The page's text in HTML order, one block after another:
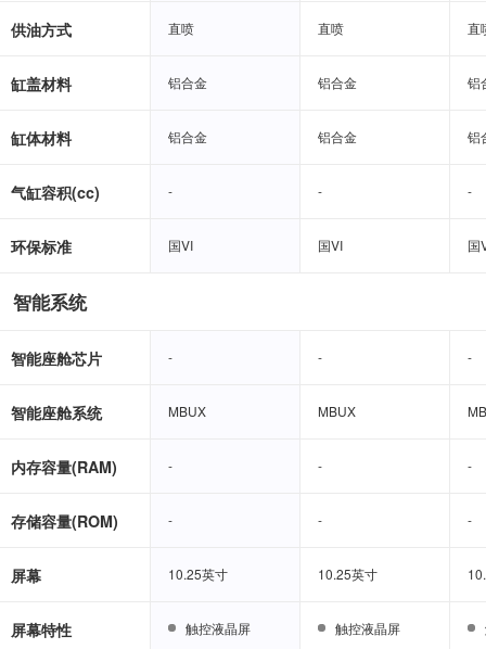
供油方式 直喷 直喷 直
缸盖材料 铝合金 铝合金 铝
缸体材料 铝合金 铝合金 铝
气缸容积(cc) - - -
环保标准 国VI 国VI 国
智能系统
智能座舱芯片 - - -
智能座舱系统 MBUX MBUX
内存容量(RAM) - - -
存储容量(ROM) - - -
屏幕 10.25英寸 10.25英寸
屏幕特性 触控液晶屏 触控液晶屏
直喷 直喷 直
铝合金 铝合金 铝
铝合金 铝合金 铝
- - -
国VI 国VI 国
- - -
MBUX MBUX
- - -
- - -
10.25英寸 10.25英寸
触控液晶屏 触控液晶屏